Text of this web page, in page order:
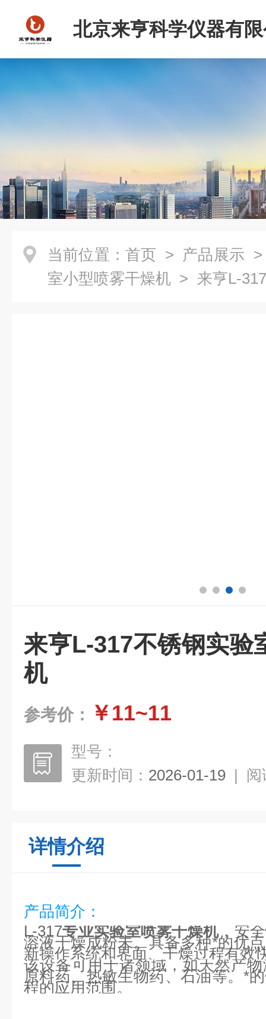
北京来亨科学仪器有
当前位置： 首页 > 产品展示
室小型喷雾干燥机 > 来亨L-
来亨L-317不锈钢实验
机
参考价： ￥11~11
型号：
更新时间： 2026-01-19 | 阅
详情介绍
产品简介：
L-317专业实验室喷雾干燥机，安
溶液干燥成粉未。具备多种*的优
新操作系统和界面、干燥过程有效
该设备可用于诸领域，如天然产
原料药、热敏生物药、石油等。*
程的应用范围。